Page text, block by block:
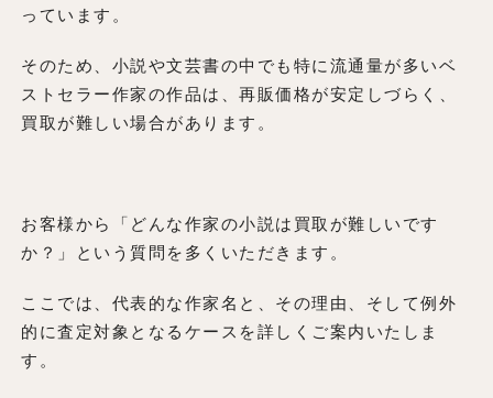
っています。
そのため、小説や文芸書の中でも特に流通量が多いベ
ストセラー作家の作品は、再販価格が安定しづらく、
買取が難しい場合があります。
お客様から「どんな作家の小説は買取が難しいです
か？」という質問を多くいただきます。
ここでは、代表的な作家名と、その理由、そして例外
的に査定対象となるケースを詳しくご案内いたしま
す。